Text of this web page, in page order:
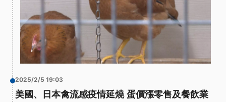
2025/2/5 19:03
美國、日本禽流感疫情延燒 蛋價漲零售及餐飲業